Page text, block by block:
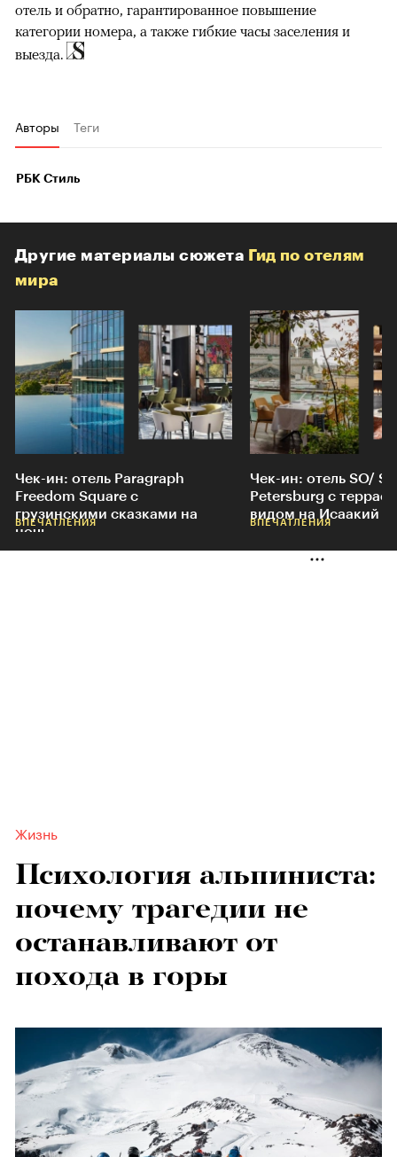
отель и обратно, гарантированное повышение
категории номера, а также гибкие часы заселения и
выезда.
Авторы Теги
РБК Стиль
Другие материалы сюжета Гид по отелям
мира
Чек-ин: отель Paragraph
Freedom Square c
грузинскими сказками на
ночь
ВПЕЧАТЛЕНИЯ
Чек-ин: отель SO/ St.
Petersburg с
видом на Исаакий
ВПЕЧАТЛЕНИЯ
Жизнь
Психология альпиниста:
почему трагедии не
останавливают от
похода в горы